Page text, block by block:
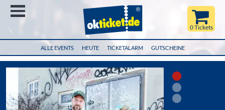
ALLE EVENTS HEUTE TICKETALARM GUTSCHEINE
0 Tickets